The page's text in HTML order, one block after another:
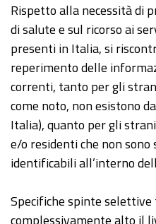
Rispetto alla necessità di
di salute e sul ricorso ai
presenti in Italia, si
reperimento delle
correnti, tanto per gli
come noto, non esistono
Italia), quanto per gli
e/o residenti che non
identificabili all’interno
Specifiche spinte